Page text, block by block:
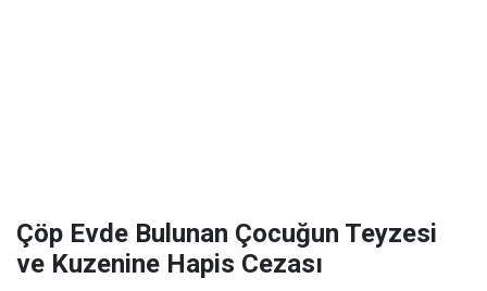
Çöp Evde Bulunan Çocuğun Teyzesi
ve Kuzenine Hapis Cezası